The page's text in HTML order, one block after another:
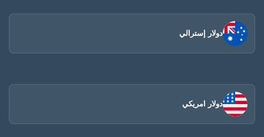
دولار إسترالي
دولار امريكي